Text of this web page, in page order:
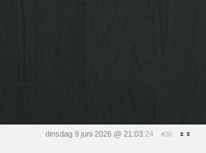
dinsdag 9 juni 2026 @ 21:03:24 #30